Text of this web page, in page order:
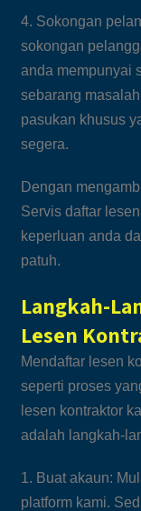
4. Sokongan
sokongan
anda mempunyai
sebarang
pasukan khusus
segera.
Dengan
Servis daftar
keperluan anda
patuh.
Langkah-
Lesen
Mendaftar lesen
seperti proses
lesen kontraktor
adalah langkah-
1. Buat akaun:
platform kami.